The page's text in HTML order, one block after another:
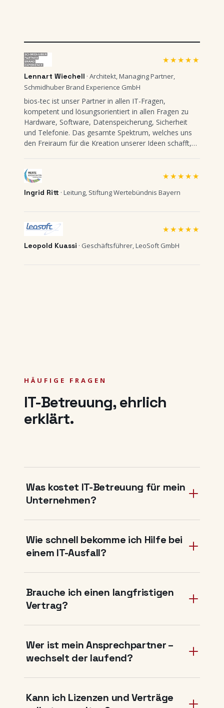
★★★★★
Lennart Wiechell · Architekt, Managing Partner,
Schmidhuber Brand Experience GmbH
bios-tec ist unser Partner in allen IT-Fragen,
kompetent und lösungsorientiert in allen Fragen zu
Hardware, Software, Datenspeicherung, Sicherheit
und Telefonie. Das gesamte Spektrum, welches uns
den Freiraum für die Kreation unserer Ideen schafft,
ist gut, einen solchen Partner auch noch in der
Nachbarschaft zu haben.
★★★★★
Ingrid Ritt · Leitung, Stiftung Wertebündnis Bayern
★★★★★
Leopold Kuassi · Geschäftsführer, LeoSoft GmbH
HÄUFIGE FRAGEN
IT-Betreuung, ehrlich
erklärt.
Was kostet IT-Betreuung für mein
Unternehmen?
Wie schnell bekomme ich Hilfe bei
einem IT-Ausfall?
Brauche ich einen langfristigen
Vertrag?
Wer ist mein Ansprechpartner –
wechselt der laufend?
Kann ich Lizenzen und Verträge